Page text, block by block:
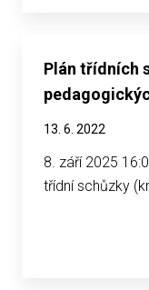
Plán třídních
13. 6. 2022
8. září 2025
třídní schůzky